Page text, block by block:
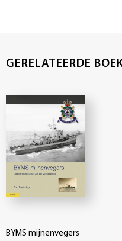
GERELATEERDE
BYMS mijnenvegers